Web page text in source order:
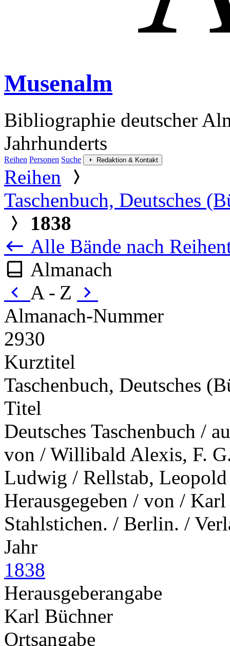
Musenalm
Bibliographie deutscher
Jahrhunderts
Reihen Personen Suche Redaktion & Kontakt
Reihen
Taschenbuch, Deutsches
1838
Alle Bände nach
Almanach
A - Z
Almanach-Nummer
2930
Kurztitel
Taschenbuch, Deutsches
Titel
Deutsches Taschenbuch /
von / Willibald Alexis, F.
Ludwig / Rellstab,
Herausgegeben / von /
Stahlstichen. / Berlin. /
Jahr
1838
Herausgeberangabe
Karl Büchner
Ortsangabe